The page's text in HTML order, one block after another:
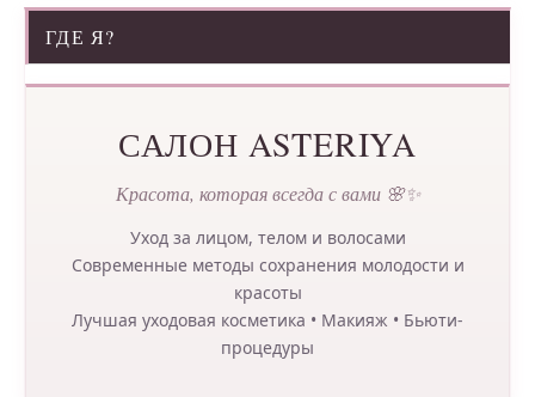
ГДЕ Я?
САЛОН ASTERIYA
Красота, которая всегда с вами 🌸✨
Уход за лицом, телом и волосами
Современные методы сохранения молодости и
красоты
Лучшая уходовая косметика • Макияж • Бьюти-
процедуры